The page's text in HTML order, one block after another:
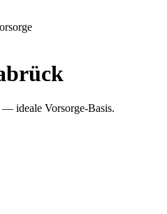
ideale Vorsorge-Basis.